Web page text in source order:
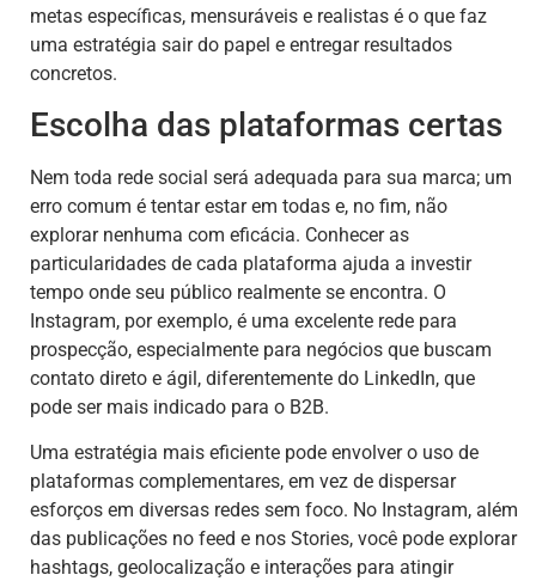
metas específicas, mensuráveis e realistas é o que faz
uma estratégia sair do papel e entregar resultados
concretos.
Escolha das plataformas certas
Nem toda rede social será adequada para sua marca; um
erro comum é tentar estar em todas e, no fim, não
explorar nenhuma com eficácia. Conhecer as
particularidades de cada plataforma ajuda a investir
tempo onde seu público realmente se encontra. O
Instagram, por exemplo, é uma excelente rede para
prospecção, especialmente para negócios que buscam
contato direto e ágil, diferentemente do LinkedIn, que
pode ser mais indicado para o B2B.
Uma estratégia mais eficiente pode envolver o uso de
plataformas complementares, em vez de dispersar
esforços em diversas redes sem foco. No Instagram, além
das publicações no feed e nos Stories, você pode explorar
hashtags, geolocalização e interações para atingir